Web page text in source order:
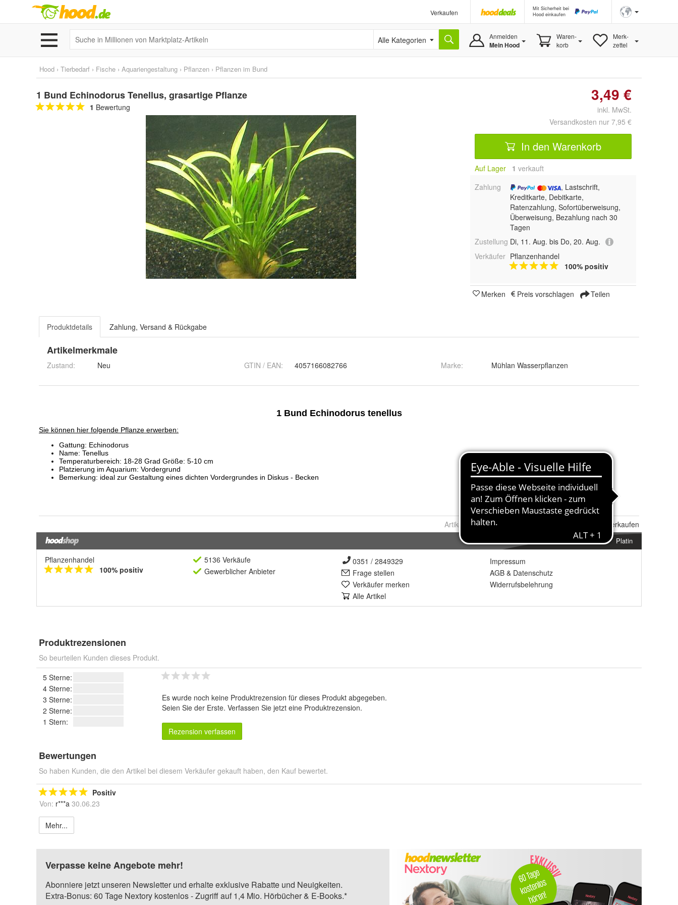
Verkaufen
Mit Sicherheit bei
Hood einkaufen
Alle Kategorien Anmelden
Mein Hood
Waren-
korb
Merk-
zettel
Hood › Tierbedarf › Fische › Aquariengestaltung › Pflanzen › Pflanzen im Bund
1 Bund Echinodorus Tenellus, grasartige Pflanze
1 Bewertung
3,49 €
inkl. MwSt.
Versandkosten nur 7,95 €
In den Warenkorb
Auf Lager 1 verkauft
Zahlung
, Lastschrift,
Kreditkarte, Debitkarte,
Ratenzahlung, Sofortüberweisung,
Überweisung, Bezahlung nach 30
Tagen
Zustellung Di, 11. Aug. bis Do, 20. Aug.
Verkäufer Pflanzenhandel
100% positiv
Merken Preis vorschlagen Teilen
Produktdetails Zahlung, Versand & Rückgabe
Artikelmerkmale
Zustand: Neu GTIN / EAN: 4057166082766 Marke: Mühlan Wasserpflanzen
Artikel Nr.:0036498931 Artikel verkaufen
Platin
Pflanzenhandel
100% positiv
5136 Verkäufe
Gewerblicher Anbieter
0351 / 2849329
Frage stellen
Verkäufer merken
Alle Artikel
Impressum
AGB & Datenschutz
Widerrufsbelehrung
Produktrezensionen
So beurteilen Kunden dieses Produkt.
5 Sterne:
4 Sterne:
3 Sterne:
2 Sterne:
1 Stern:
Es wurde noch keine Produktrezension für dieses Produkt abgegeben.
Seien Sie der Erste. Verfassen Sie jetzt eine Produktrezension.
Rezension verfassen
Bewertungen
So haben Kunden, die den Artikel bei diesem Verkäufer gekauft haben, den Kauf bewertet.
Positiv
Von: r***a 30.06.23
Mehr...
Verpasse keine Angebote mehr!
Abonniere jetzt unseren Newsletter und erhalte exklusive Rabatte und Neuigkeiten.
Extra-Bonus: 60 Tage Nextory kostenlos - Zugriff auf 1,4 Mio. Hörbücher & E-Books.*